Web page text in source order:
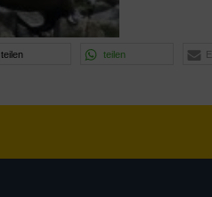
teilen teilen